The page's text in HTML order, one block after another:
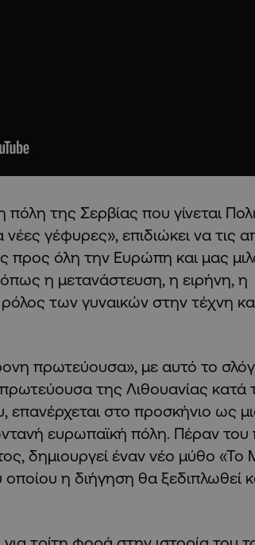
της Σερβίας που γίνεται
γέφυρες», επιδιώκει να τις
όλη την Ευρώπη και μας
η μετανάστευση, η ειρήνη, η
ρόλος των γυναικών στην τέχνη
πρωτεύουσα», με αυτό το
της Λιθουανίας κατά
στο προσκήνιο ως
ευρωπαϊκή πόλη. Πέραν του
δημιουργεί έναν νέο μύθο «Το
η διήγηση θα ξεδιπλωθεί